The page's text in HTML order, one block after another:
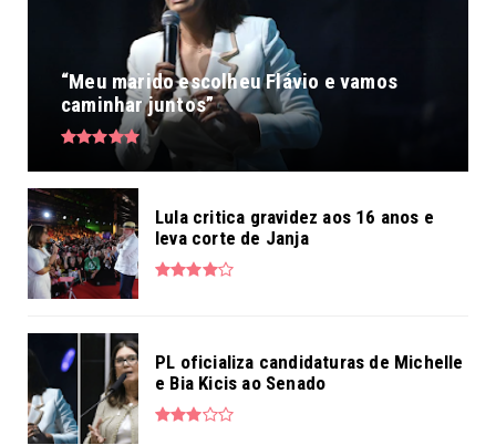
“Meu marido escolheu Flávio e vamos
caminhar juntos”
Lula critica gravidez aos 16 anos e
leva corte de Janja
PL oficializa candidaturas de Michelle
e Bia Kicis ao Senado